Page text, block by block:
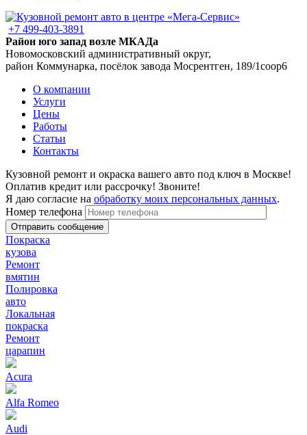
+7 499-403-3891
Район юго запад возле МКАДа
Новомосковский административный округ,
район Коммунарка, посёлок завода Мосрентген, 189/1соор6
О компании
Услуги
Цены
Работы
Статьи
Контакты
Кузовной ремонт и окраска вашего авто под ключ в Москве!
Оплатив кредит или рассрочку! Звоните!
Я даю согласие на обработку моих персональных данных.
Номер телефона
Покраска
кузова
Ремонт
вмятин
Полировка
авто
Локальная
покраска
Ремонт
царапин
Acura
Alfa Romeo
Audi